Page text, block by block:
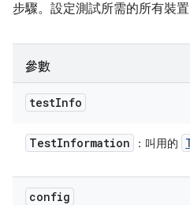
步驟。設定測試所需的所有裝置
參數
testInfo
TestInformation ：叫用的
config